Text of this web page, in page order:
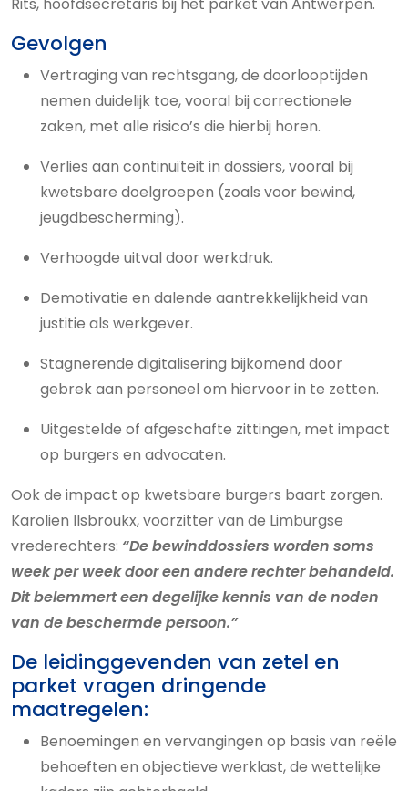
Gevolgen
Vertraging van rechtsgang, de doorlooptijden
nemen duidelijk toe, vooral bij correctionele
zaken, met alle risico’s die hierbij horen.
Verlies aan continuïteit in dossiers, vooral bij
kwetsbare doelgroepen (zoals voor bewind,
jeugdbescherming).
Verhoogde uitval door werkdruk.
Demotivatie en dalende aantrekkelijkheid van
justitie als werkgever.
Stagnerende digitalisering bijkomend door
gebrek aan personeel om hiervoor in te zetten.
Uitgestelde of afgeschafte zittingen, met impact
op burgers en advocaten.
Ook de impact op kwetsbare burgers baart zorgen.
Karolien Ilsbroukx, voorzitter van de Limburgse
vrederechters: “De bewinddossiers worden soms
week per week door een andere rechter behandeld.
Dit belemmert een degelijke kennis van de noden
van de beschermde persoon.”
De leidinggevenden van zetel en
parket vragen dringende
maatregelen:
Benoemingen en vervangingen op basis van reële
behoeften en objectieve werklast, de wettelijke